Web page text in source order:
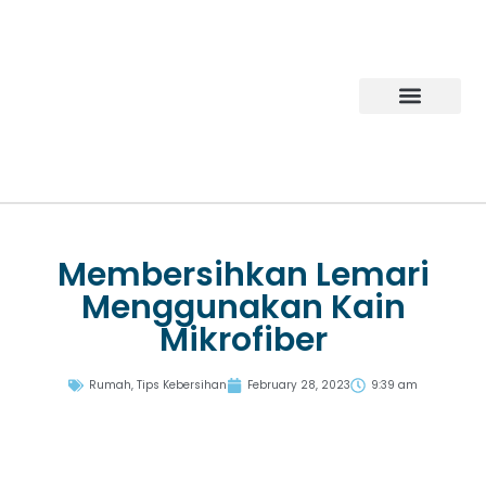
Membersihkan Lemari
Menggunakan Kain
Mikrofiber
Rumah, Tips Kebersihan February 28, 2023 9:39 am